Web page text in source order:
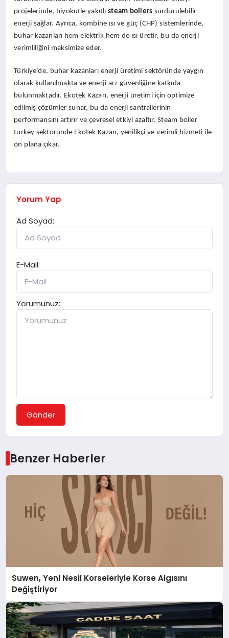
projelerinde, biyokütle yakıtlısteam boilerssürdürülebilir
enerji sağlar. Ayrıca, kombine ısı ve güç (CHP) sistemlerinde,
buhar kazanları hem elektrik hem de ısı üretir, bu da enerji
verimliliğini maksimize eder.
Türkiye’de, buhar kazanları enerji üretimi sektöründe yaygın
olarak kullanılmakta ve enerji arz güvenliğine katkıda
bulunmaktadır. Ekotek Kazan, enerji üretimi için optimize
edilmiş çözümler sunar, bu da enerji santrallerinin
performansını artırır ve çevresel etkiyi azaltır. Steam boiler
turkey sektöründe Ekotek Kazan, yenilikçi ve verimli hizmeti ile
ön plana çıkar.
Yorum Yap
Ad Soyad:
E-Mail:
Yorumunuz:
Gönder
Benzer Haberler
Suwen, Yeni Nesil Korseleriyle Korse Algısını
Değiştiriyor